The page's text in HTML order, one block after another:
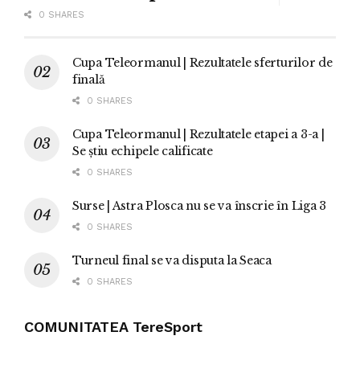
0 SHARES
Cupa Teleormanul | Rezultatele sferturilor de
finală
0 SHARES
Cupa Teleormanul | Rezultatele etapei a 3-a |
Se știu echipele calificate
0 SHARES
Surse | Astra Plosca nu se va înscrie în Liga 3
0 SHARES
Turneul final se va disputa la Seaca
0 SHARES
COMUNITATEA TereSport